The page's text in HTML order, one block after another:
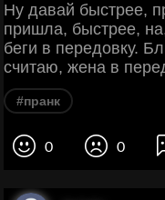
Ну давай быстрее,
пришла, быстрее,
беги в передовку.
считаю, жена в
#пранк
0 0